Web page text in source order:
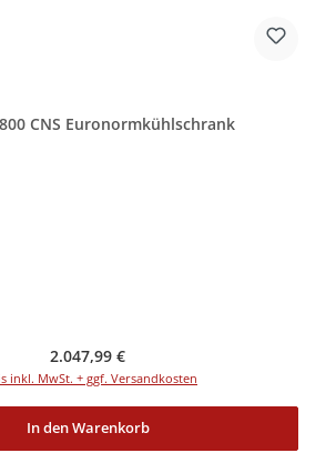
800 CNS Euronormkühlschrank
Regulärer Preis:
2.047,99 €
inkl. MwSt. + ggf. Versandkosten
In den Warenkorb